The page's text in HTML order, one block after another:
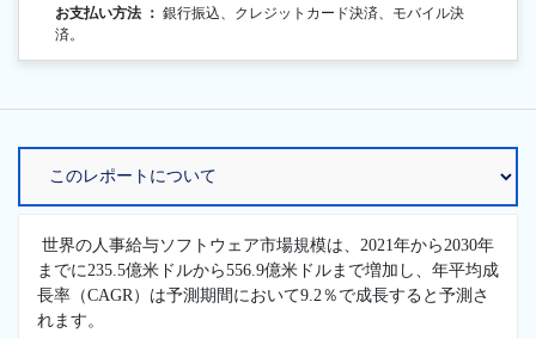
お支払い方法 ： 銀行振込、クレジットカード決済、モバイル決
済。
世界の人事給与ソフトウェア市場規模は、2021年から2030年
までに235.5億米ドルから556.9億米ドルまで増加し、年平均成
長率（CAGR）は予測期間において9.2％で成長すると予測さ
れます。